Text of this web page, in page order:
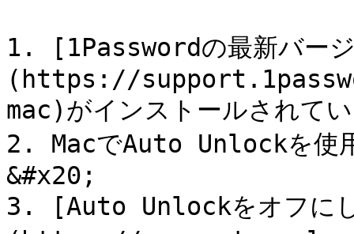
1. [1Passwordの最新バー
(https://
mac)がインストールされて
2. MacでAuto Unlockを使
&#x20;
3. [Auto Unlockをオフに